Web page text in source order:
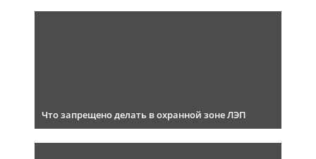
Что запрещено делать в охранной зоне ЛЭП